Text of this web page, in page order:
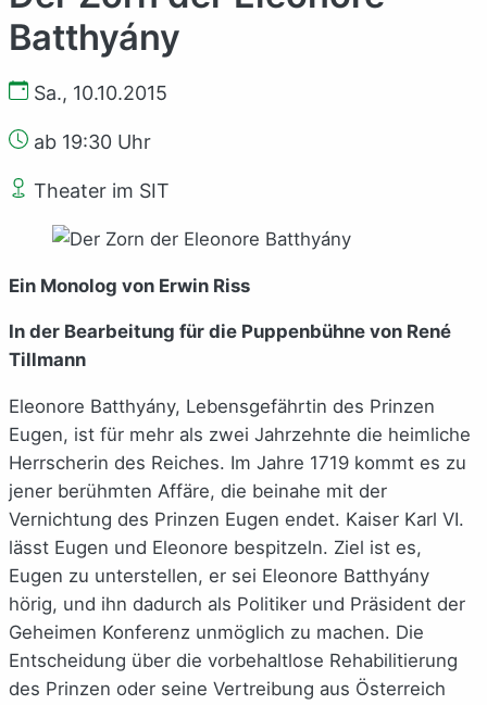
Batthyány
Sa., 10.10.2015
ab 19:30 Uhr
Theater im SIT
Ein Monolog von Erwin Riss
In der Bearbeitung für die Puppenbühne von René
Tillmann
Eleonore Batthyány, Lebensgefährtin des Prinzen
Eugen, ist für mehr als zwei Jahrzehnte die heimliche
Herrscherin des Reiches. Im Jahre 1719 kommt es zu
jener berühmten Affäre, die beinahe mit der
Vernichtung des Prinzen Eugen endet. Kaiser Karl VI.
lässt Eugen und Eleonore bespitzeln. Ziel ist es,
Eugen zu unterstellen, er sei Eleonore Batthyány
hörig, und ihn dadurch als Politiker und Präsident der
Geheimen Konferenz unmöglich zu machen. Die
Entscheidung über die vorbehaltlose Rehabilitierung
des Prinzen oder seine Vertreibung aus Österreich